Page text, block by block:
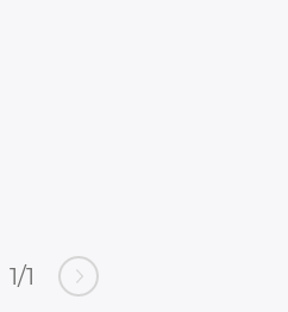
1/1